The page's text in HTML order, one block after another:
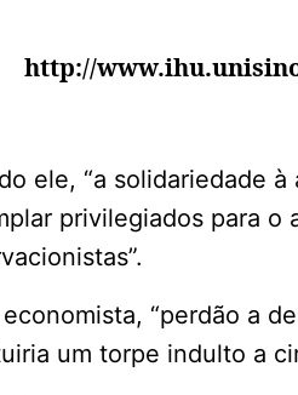
http://
ele, “a solidariedade
privilegiados para o
economista, “perdão a
um torpe indulto a